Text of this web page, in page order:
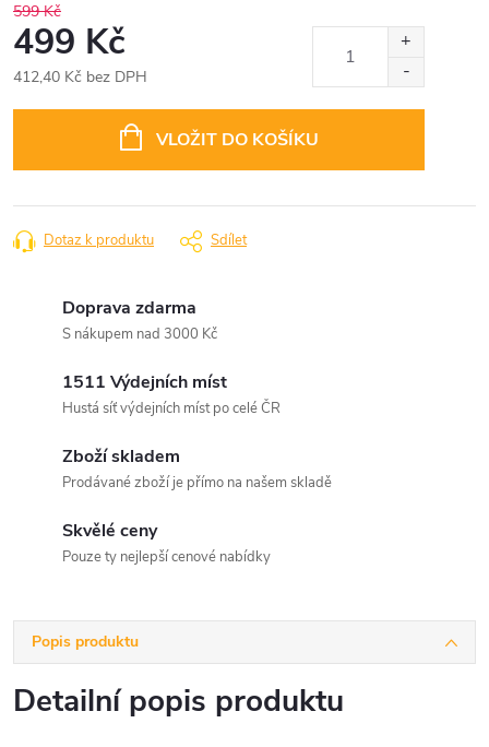
599 Kč
499 Kč
412,40 Kč bez DPH
VLOŽIT DO KOŠÍKU
Dotaz k produktu Sdílet
Doprava zdarma
S nákupem nad 3000 Kč
1511 Výdejních míst
Hustá síť výdejních míst po celé ČR
Zboží skladem
Prodávané zboží je přímo na našem skladě
Skvělé ceny
Pouze ty nejlepší cenové nabídky
Popis produktu
Detailní popis produktu